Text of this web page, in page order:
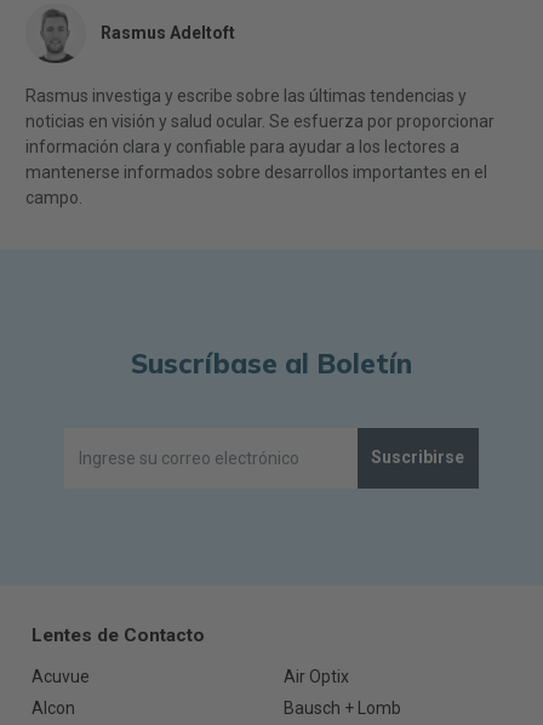
Rasmus Adeltoft
Rasmus investiga y escribe sobre las últimas tendencias y
noticias en visión y salud ocular. Se esfuerza por proporcionar
información clara y confiable para ayudar a los lectores a
mantenerse informados sobre desarrollos importantes en el
campo.
Suscríbase al Boletín
Suscribirse
Lentes de Contacto
Acuvue
Air Optix
Alcon
Bausch + Lomb